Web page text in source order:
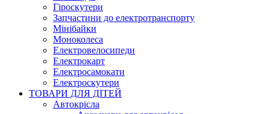
Гіроскутери
Запчастини до електротранспорту
Мінібайки
Моноколеса
Електровелосипеди
Електрокарт
Електросамокати
Електроскутери
ТОВАРИ ДЛЯ ДІТЕЙ
Автокрісла